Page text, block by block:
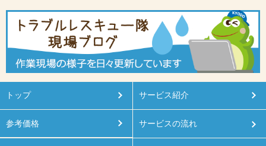
トップ サービス紹介
参考価格 サービスの流れ